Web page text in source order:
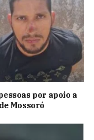
por apoio a
Mossoró